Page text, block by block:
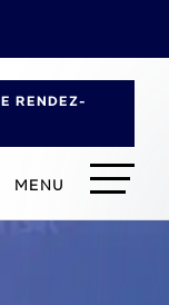
RENDEZ-